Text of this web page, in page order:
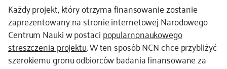
Każdy projekt, który otrzyma finansowanie zostanie
zaprezentowany na stronie internetowej Narodowego
Centrum Nauki w postacipopularnonaukowego
streszczenia projektu. W ten sposób NCN chce przybliżyć
szerokiemu gronu odbiorców badania finansowane za